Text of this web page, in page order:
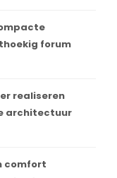
forum
realiseren
architectuur
comfort